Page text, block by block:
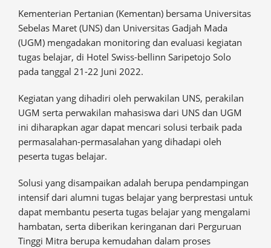
Kementerian Pertanian (Kementan) bersama Universitas
Sebelas Maret (UNS) dan Universitas Gadjah Mada
(UGM) mengadakan monitoring dan evaluasi kegiatan
tugas belajar, di Hotel Swiss-bellinn Saripetojo Solo
pada tanggal 21-22 Juni 2022.
Kegiatan yang dihadiri oleh perwakilan UNS, perakilan
UGM serta perwakilan mahasiswa dari UNS dan UGM
ini diharapkan agar dapat mencari solusi terbaik pada
permasalahan-permasalahan yang dihadapi oleh
peserta tugas belajar.
Solusi yang disampaikan adalah berupa pendampingan
intensif dari alumni tugas belajar yang berprestasi untuk
dapat membantu peserta tugas belajar yang mengalami
hambatan, serta diberikan keringanan dari Perguruan
Tinggi Mitra berupa kemudahan dalam proses